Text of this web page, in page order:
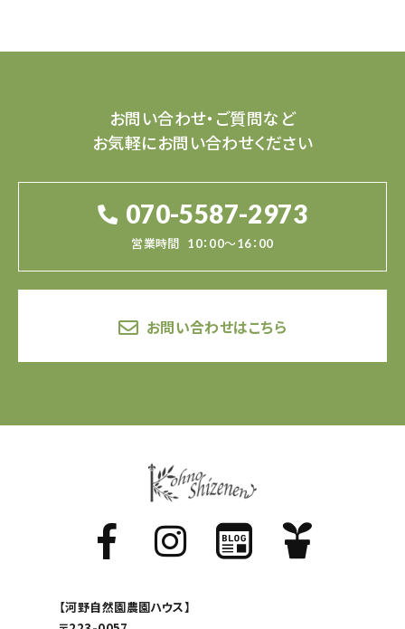
お問い合わせ・ご質問など
お気軽にお問い合わせください
070-5587-2973
営業時間 10：00～16：00
お問い合わせはこちら
【河野自然園農園ハウス】